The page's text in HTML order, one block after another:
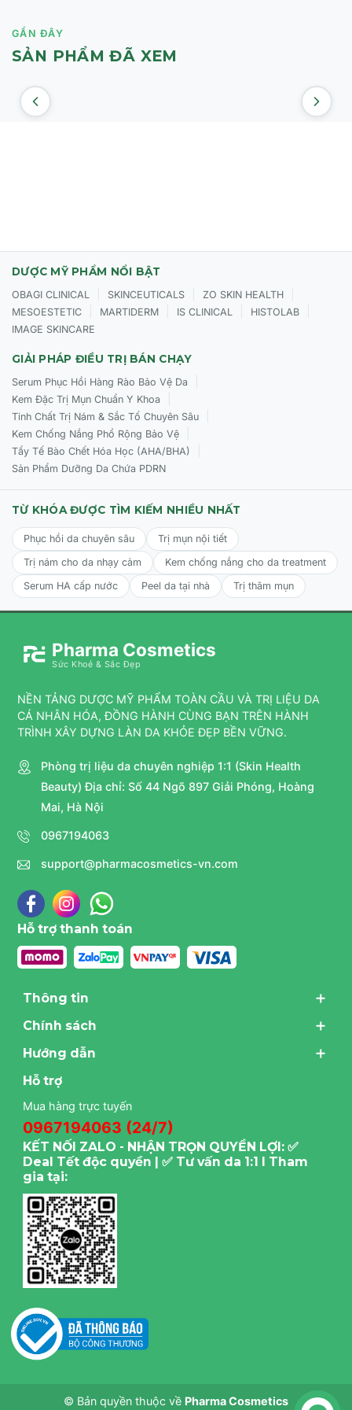
GẦN ĐÂY
SẢN PHẨM ĐÃ XEM
DƯỢC MỸ PHẨM NỔI BẬT
OBAGI CLINICAL SKINCEUTICALS ZO SKIN HEALTH
MESOESTETIC MARTIDERM IS CLINICAL HISTOLAB
IMAGE SKINCARE
GIẢI PHÁP ĐIỀU TRỊ BÁN CHẠY
Serum Phục Hồi Hàng Rào Bảo Vệ Da
Kem Đặc Trị Mụn Chuẩn Y Khoa
Tinh Chất Trị Nám & Sắc Tố Chuyên Sâu
Kem Chống Nắng Phổ Rộng Bảo Vệ
Tẩy Tế Bào Chết Hóa Học (AHA/BHA)
Sản Phẩm Dưỡng Da Chứa PDRN
TỪ KHÓA ĐƯỢC TÌM KIẾM NHIỀU NHẤT
Phục hồi da chuyên sâu
Trị mụn nội tiết
Trị nám cho da nhạy cảm
Kem chống nắng cho da treatment
Serum HA cấp nước
Peel da tại nhà Trị thâm mụn
Pharma Cosmetics
Sức Khoẻ & Sắc Đẹp
NỀN TẢNG DƯỢC MỸ PHẨM TOÀN CẦU VÀ TRỊ LIỆU DA
CÁ NHÂN HÓA, ĐỒNG HÀNH CÙNG BẠN TRÊN HÀNH
TRÌNH XÂY DỰNG LÀN DA KHỎE ĐẸP BỀN VỮNG.
Phòng trị liệu da chuyên nghiệp 1:1 (Skin Health
Beauty) Địa chỉ: Số 44 Ngõ 897 Giải Phóng, Hoàng
Mai, Hà Nội
0967194063
support@pharmacosmetics-vn.com
Hỗ trợ thanh toán
Thông tin
Chính sách
Hướng dẫn
Hỗ trợ
Mua hàng trực tuyến
0967194063 (24/7)
KẾT NỐI ZALO - NHẬN TRỌN QUYỀN LỢI: ✅
Deal Tết độc quyền | ✅ Tư vấn da 1:1 I Tham
gia tại:
© Bản quyền thuộc về Pharma Cosmetics